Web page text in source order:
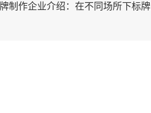
制作企业介绍：在不同场所下标